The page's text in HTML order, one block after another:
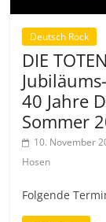
Deutsch Rock
DIE
40 Jahre
Sommer
10. November
Hosen
Folgende